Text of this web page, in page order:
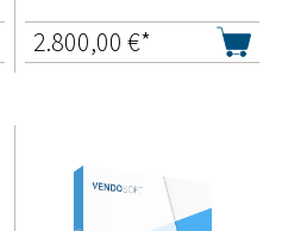
2.800,00 €*